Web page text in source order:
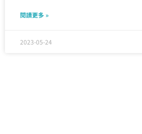
閱讀更多 »
2023-05-24